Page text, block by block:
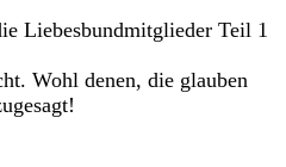
Liebesbundmitglieder Teil 1
Wohl denen, die glauben